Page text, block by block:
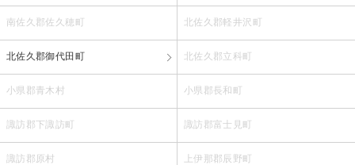
南佐久郡佐久穂町 北佐久郡軽井沢町
北佐久郡御代田町 北佐久郡立科町
小県郡青木村 小県郡長和町
諏訪郡下諏訪町 諏訪郡富士見町
諏訪郡原村 上伊那郡辰野町